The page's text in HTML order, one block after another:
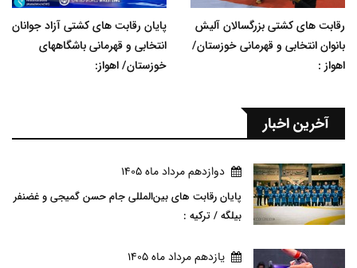
رقابت های کشتی بزرگسالان آلیش
بانوان انتخابی و قهرمانی خوزستان/
اهواز :
پایان رقابت های کشتی آزاد جوانان
انتخابی و قهرمانی باشگاههای
خوزستان/ اهواز:
آخرین اخبار
دوازدهم مرداد ماه 1405
پایان رقابت های بین‌المللی جام حسن گمیجی و غضنفر
بیلگه / ترکیه :
يازدهم مرداد ماه 1405